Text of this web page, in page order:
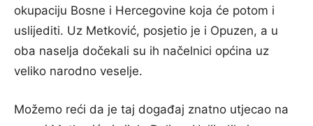
okupaciju Bosne i Hercegovine koja će potom i
uslijediti. Uz Metković, posjetio je i Opuzen, a u
oba naselja dočekali su ih načelnici općina uz
veliko narodno veselje.
Možemo reći da je taj događaj znatno utjecao na